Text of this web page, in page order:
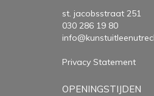
st. jacobsstraat 251
030 286 19 80
Privacy Statement
OPENINGSTIJDEN